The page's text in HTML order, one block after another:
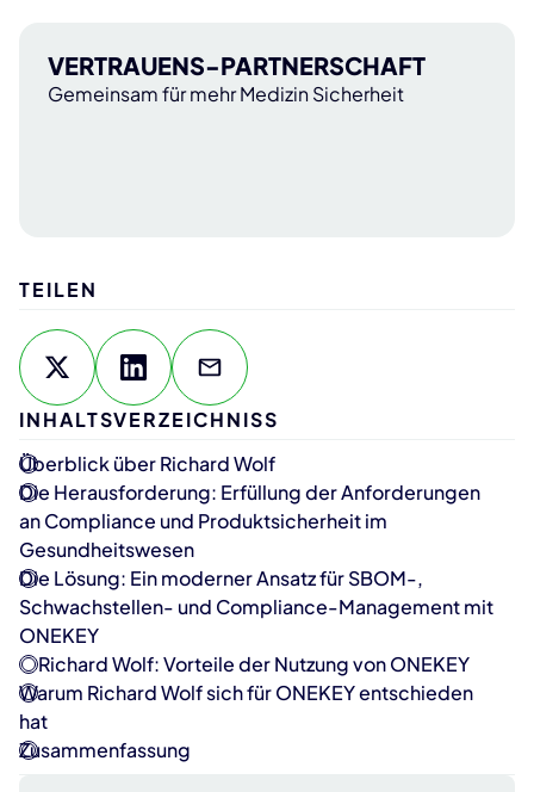
VERTRAUENS-PARTNERSCHAFT
Gemeinsam für mehr Medizin Sicherheit
INHALTSVERZEICHNISS
Überblick über Richard Wolf
Die Herausforderung: Erfüllung der Anforderungen
an Compliance und Produktsicherheit im
Gesundheitswesen
Die Lösung: Ein moderner Ansatz für SBOM-,
Schwachstellen- und Compliance-Management mit
ONEKEY
Richard Wolf: Vorteile der Nutzung von ONEKEY
Warum Richard Wolf sich für ONEKEY entschieden
hat
Zusammenfassung
TEILEN